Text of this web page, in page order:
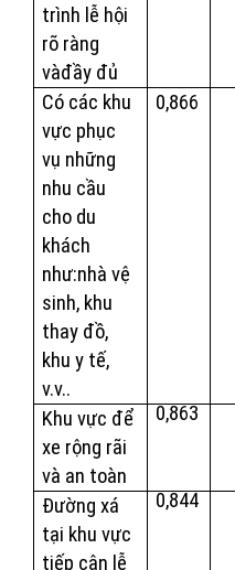
trình lễ hội
rõ ràng
vàđầy đủ
Có các khu
vực phục
vụ những
nhu cầu
cho du
khách
như:nhà vệ
sinh, khu
thay đồ,
khu y tế,
v.v..
0,866
Khu vực để
xe rộng rãi
và an toàn
0,863
Đường xá
tại khu vực
tiếp cận lễ
0,844